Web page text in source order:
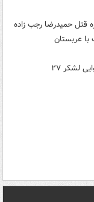
قتل حمیدرضا رجب زاده
با عربستان
لشکر ۲۷